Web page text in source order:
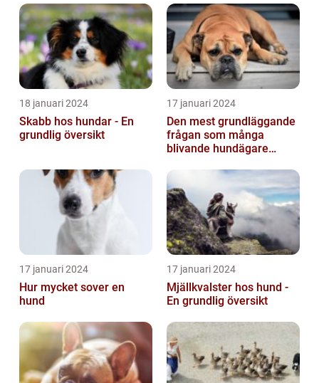
18 januari 2024
Skabb hos hundar - En
grundlig översikt
17 januari 2024
Den mest grundläggande
frågan som många
blivande hundägare
hund dräktig...
17 januari 2024
Hur mycket sover en
hund
17 januari 2024
Mjällkvalster hos hund -
En grundlig översikt